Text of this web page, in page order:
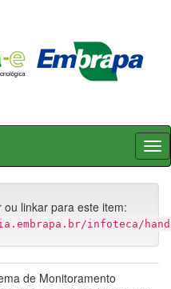
linkar para este item:
infoteca/
de Monitoramento